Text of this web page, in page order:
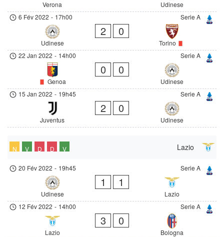
Verona
Udinese
Serie A
6 Fév 2022 - 17h00
Udinese
2 0
Torino
Serie A
22 Jan 2022 - 14h00
Genoa
0 0
Udinese
Serie A
15 Jan 2022 - 19h45
Juventus
2 0
Udinese
Lazio
N V D D V
Serie A
20 Fév 2022 - 19h45
Udinese
1 1
Lazio
Serie A
12 Fév 2022 - 14h00
Lazio
3 0
Bologna